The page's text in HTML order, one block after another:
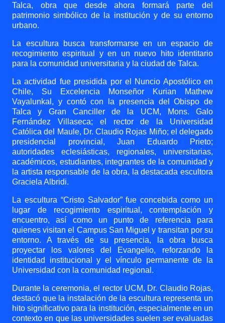
Talca, obra que desde ahora formará parte del
patrimonio simbólico de la institución y de su entorno
urbano.
La escultura busca transformarse en un espacio de
recogimiento espiritual y en un nuevo hito identitario
para la comunidad universitaria y la ciudad de Talca.
La actividad fue presidida por el Nuncio Apostólico en
Chile, Su Excelencia Monseñor Kurian Mathew
Vayalunkal, y contó con la presencia del Obispo de
Talca y Gran Canciller de la UCM, Mons. Galo
Fernández Villaseca; el rector de la Universidad
Católica del Maule, Dr. Claudio Rojas Miño; el delegado
presidencial provincial, Juan Eduardo Prieto;
autoridades eclesiásticas, regionales, universitarias,
académicos, estudiantes, integrantes de la comunidad y
la artista responsable de la obra, la destacada escultora
Graciela Albridi.
La escultura “Cristo Salvador” fue concebida como un
lugar de recogimiento espiritual, contemplación y
encuentro, así como un punto de referencia para
quienes visitan el Campus San Miguel y transitan por su
entorno. A través de su presencia, la obra busca
proyectar los valores del Evangelio, reforzando la
identidad institucional y el vínculo permanente de la
Universidad con la comunidad regional.
Durante la ceremonia, el rector UCM, Dr. Claudio Rojas,
destacó que la instalación de la escultura representa un
hito significativo para la institución, especialmente en un
contexto en que las universidades suelen ser evaluadas